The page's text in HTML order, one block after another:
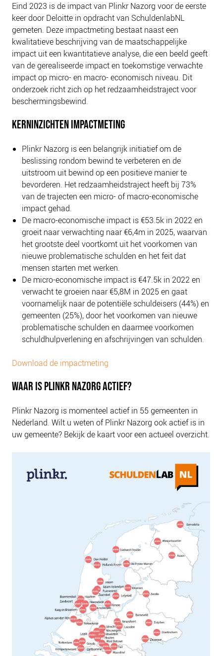
Eind 2023 is de impact van Plinkr Nazorg voor de eerste
keer door Deloitte in opdracht van SchuldenlabNL
gemeten. Deze impactmeting bestaat naast een
kwalitatieve beschrijving van de maatschappelijke
impact uit een kwantitatieve analyse, die een beeld geeft
van de gerealiseerde impact en toekomstige verwachte
impact op micro- en macro- economisch niveau. Dit
onderzoek richt zich op het redzaamheidstraject voor
beschermingsbewind.
KERNINZICHTEN IMPACTMETING
Plinkr Nazorg is een belangrijk initiatief om de
beslissing rondom bewind te verbeteren en de
uitstroom uit bewind op een positieve manier te
bevorderen. Het redzaamheidstraject heeft bij 73%
van de trajecten een micro- of macro-economische
impact gehad.
De macro-economische impact is €53.5k in 2022 en
groeit naar verwachting naar €6,4m in 2025, waarvan
het grootste deel voortkomt uit het voorkomen van
nieuwe problematische schulden en het feit dat
mensen starten met werken.
De micro-economische impact is €47.5k in 2022 en
verwacht te groeien naar €5,8M in 2025 en gaat
voornamelijk naar de potentiële schuldeisers (44%) en
gemeenten (25%), door het voorkomen van nieuwe
problematische schulden en daarmee voorkomen
schuldhulpverlening en afschrijvingen van schulden.
Download de impactmeting
WAAR IS PLINKR NAZORG ACTIEF?
Plinkr Nazorg is momenteel actief in 55 gemeenten in
Nederland. Wilt u weten of Plinkr Nazorg ook actief is in
uw gemeente? Bekijk de kaart voor een actueel overzicht.